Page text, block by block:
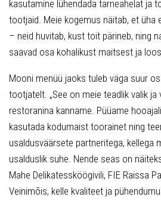
kasutamine lühendada tarneahelat ja
tootjaid. Meie kogemus näitab, et üha
– neid huvitab, kust toit pärineb, ning
saavad osa kohalikust maitsest ja
Mooni menüü jaoks tuleb väga suur
tootjatelt. „See on meie teadlik valik ja
restoranina kanname. Püüame
kasutada kodumaist toorainet ning
usaldusväärsete partneritega, kellega
usalduslik suhe. Nende seas on
Mahe Delikatessköögivili, FIE Raissa
Veinimõis, kelle kvaliteet ja